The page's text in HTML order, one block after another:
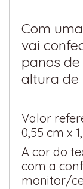
Com
vai
panos
altura de
Valor
0,55 cm x
A cor do
com a
monitor/